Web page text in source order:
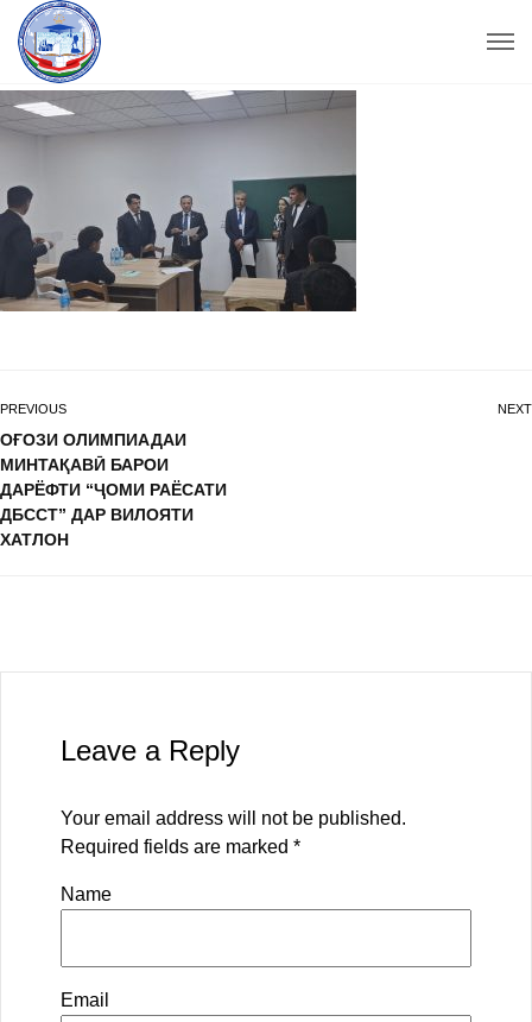
PREVIOUS
ОҒОЗИ ОЛИМПИАДАИ
МИНТАҚАВӢ БАРОИ
ДАРЁФТИ “ҶОМИ РАЁСАТИ
ДБССТ” ДАР ВИЛОЯТИ
ХАТЛОН
NEXT
Leave a Reply
Your email address will not be published.
Required fields are marked *
Name
Email